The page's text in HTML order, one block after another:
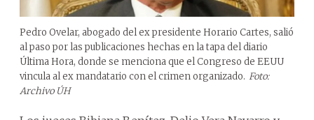
Pedro Ovelar, abogado del ex presidente Horario Cartes, salió
al paso por las publicaciones hechas en la tapa del diario
Última Hora, donde se menciona que el Congreso de EEUU
vincula al ex mandatario con el crimen organizado. Foto:
Archivo ÚH